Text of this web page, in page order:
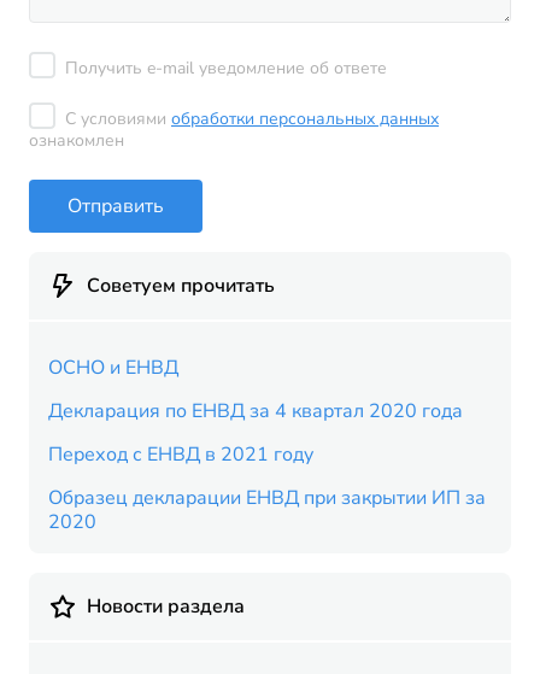
Получить e-mail уведомление об ответе
С условиями обработки персональных данных
ознакомлен
Отправить
Советуем прочитать
ОСНО и ЕНВД
Декларация по ЕНВД за 4 квартал 2020 года
Переход с ЕНВД в 2021 году
Образец декларации ЕНВД при закрытии ИП за
2020
Новости раздела